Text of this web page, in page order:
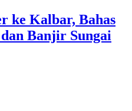
ke Kalbar, Bahas
Banjir Sungai